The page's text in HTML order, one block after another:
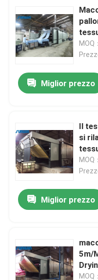
Chi siamo
Contatti
MOQ
Miglior prezzo
Il
si
MOQ
Miglior prezzo
5m/
più
MOQ